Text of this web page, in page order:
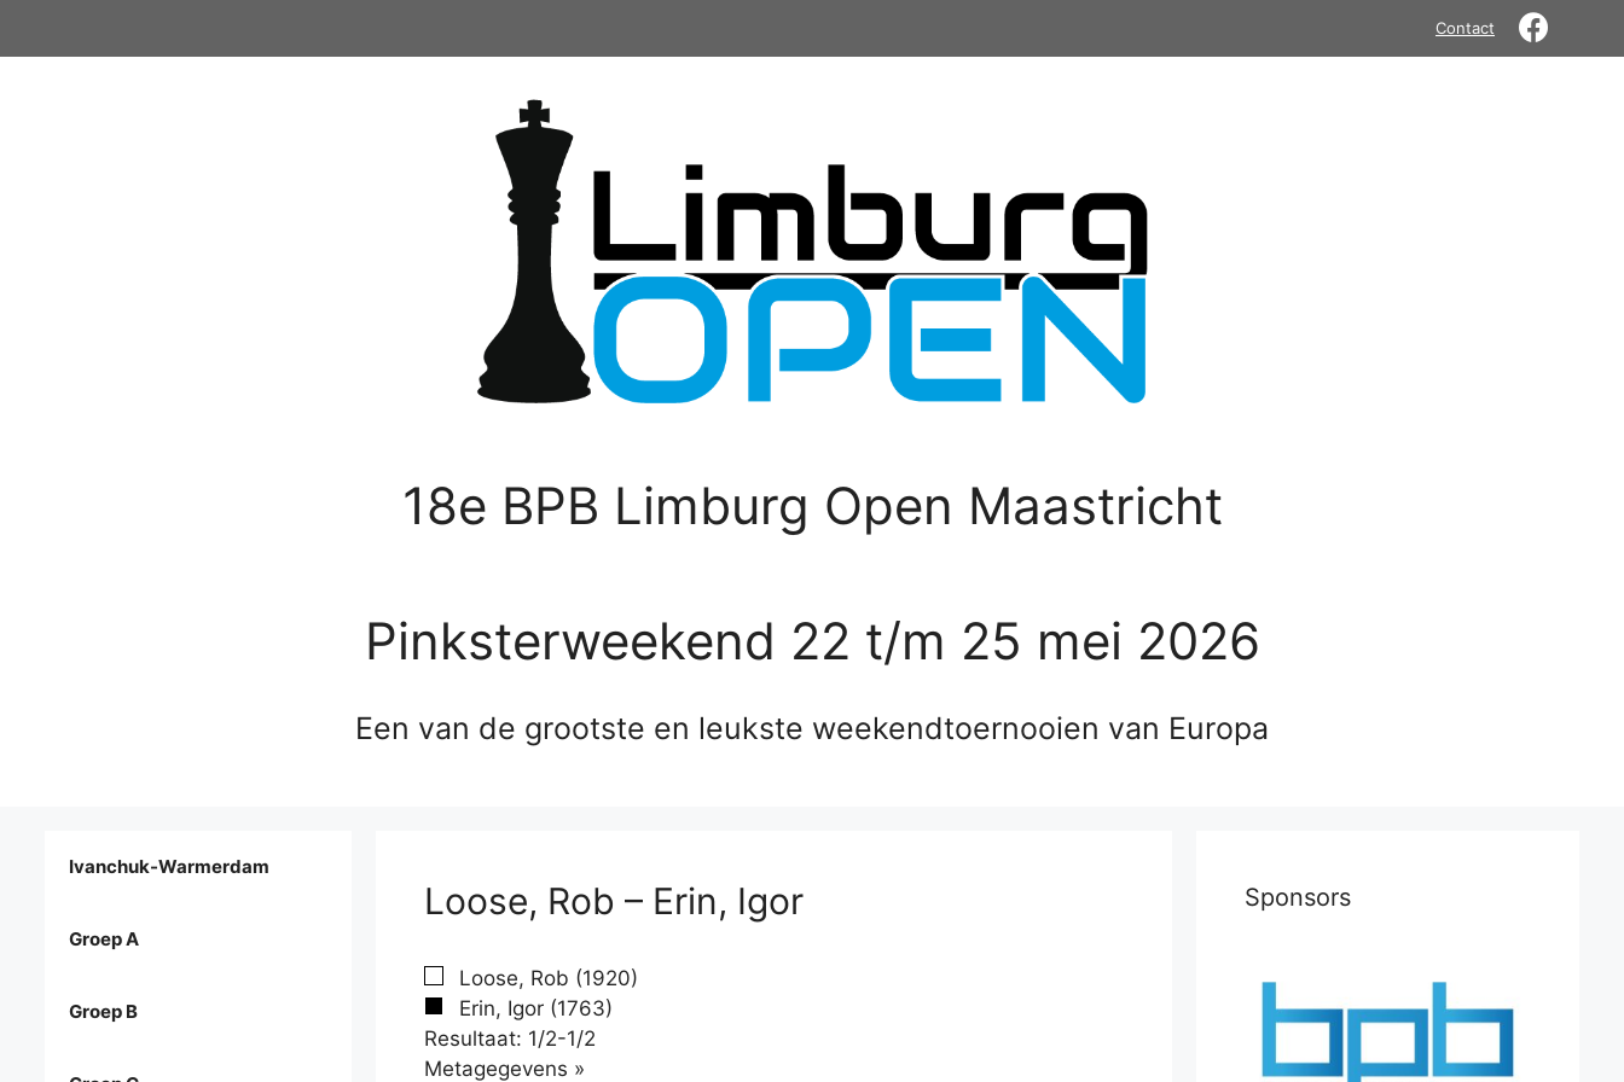
Contact
18e BPB Limburg Open Maastricht
Pinksterweekend 22 t/m 25 mei 2026
Een van de grootste en leukste weekendtoernooien van Europa
Loose, Rob – Erin, Igor
Loose, Rob (1920)
Erin, Igor (1763)
Resultaat: 1/2-1/2
Metagegevens »
Ivanchuk-Warmerdam
Groep A
Groep B
Sponsors